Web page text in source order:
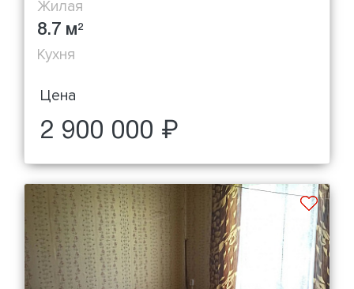
Жилая
8.7 м2
Кухня
Цена
2 900 000 ₽